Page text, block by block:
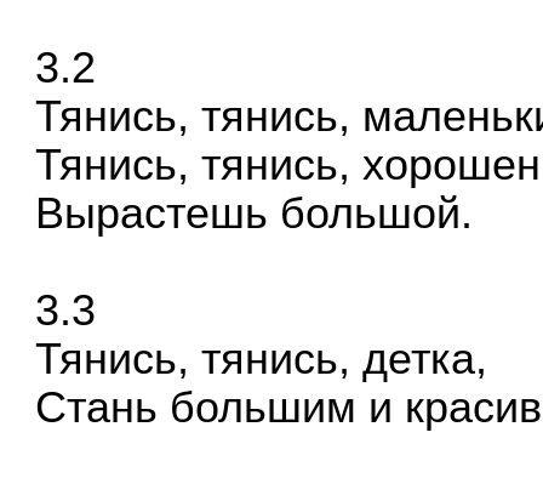
3.2
Тянись, тянись,
Тянись, тянись,
Вырастешь большой.
3.3
Тянись, тянись, детка,
Стань большим и